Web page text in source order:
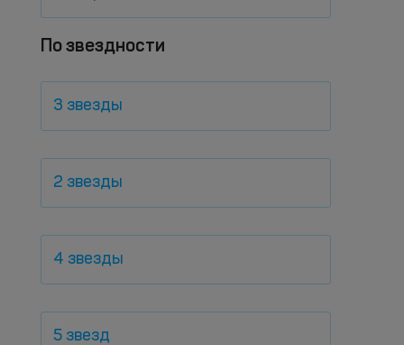
По звездности
3 звезды
2 звезды
4 звезды
5 звезд